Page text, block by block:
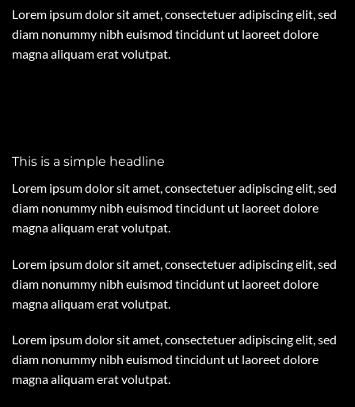
Lorem ipsum dolor sit amet, consectetuer adipiscing elit, sed
diam nonummy nibh euismod tincidunt ut laoreet dolore
magna aliquam erat volutpat.
This is a simple headline
Lorem ipsum dolor sit amet, consectetuer adipiscing elit, sed
diam nonummy nibh euismod tincidunt ut laoreet dolore
magna aliquam erat volutpat.
Lorem ipsum dolor sit amet, consectetuer adipiscing elit, sed
diam nonummy nibh euismod tincidunt ut laoreet dolore
magna aliquam erat volutpat.
Lorem ipsum dolor sit amet, consectetuer adipiscing elit, sed
diam nonummy nibh euismod tincidunt ut laoreet dolore
magna aliquam erat volutpat.